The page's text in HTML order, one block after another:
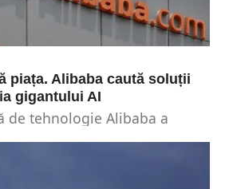
piața. Alibaba caută soluții
gigantului AI
de tehnologie Alibaba a